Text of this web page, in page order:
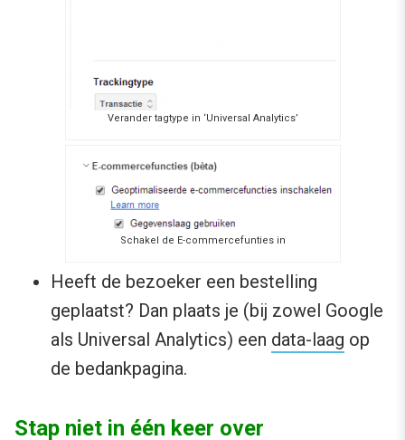
Verander tagtype in ‘Universal Analytics’
Schakel de E-commercefunties in
Heeft de bezoeker een bestelling
geplaatst? Dan plaats je (bij zowel Google
als Universal Analytics) een data-laag op
de bedankpagina.
Stap niet in één keer over